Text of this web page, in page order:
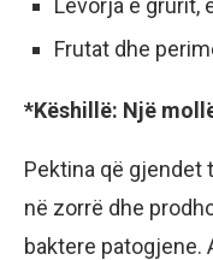
Lëvorja e grurit,
Frutat dhe
*Këshillë: Një
Pektina që gjendet
në zorrë dhe
baktere patogjene.